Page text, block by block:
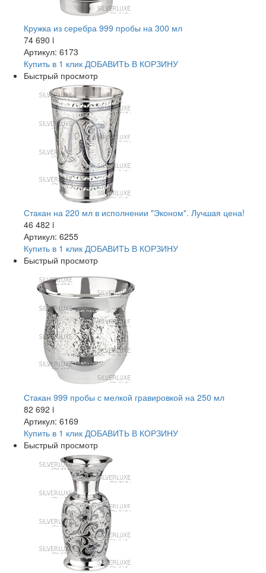
Кружка из серебра 999 пробы на 300 мл
74 690 i
Артикул: 6173
Купить в 1 клик ДОБАВИТЬ В КОРЗИНУ
Быстрый просмотр
Стакан на 220 мл в исполнении "Эконом". Лучшая цена!
46 482 i
Артикул: 6255
Купить в 1 клик ДОБАВИТЬ В КОРЗИНУ
Быстрый просмотр
Стакан 999 пробы с мелкой гравировкой на 250 мл
82 692 i
Артикул: 6169
Купить в 1 клик ДОБАВИТЬ В КОРЗИНУ
Быстрый просмотр